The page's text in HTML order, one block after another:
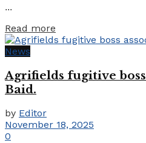
...
Read more
News
Agrifields fugitive
Baid.
by Editor
November 18, 2025
0